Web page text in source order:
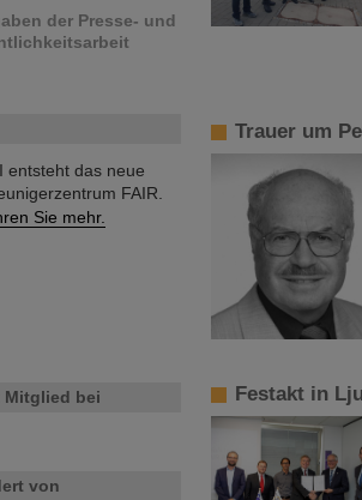
der Presse- und
entsteht das neue
FAIR.
Sie mehr.
Mitglied bei
von
Trauer um
Festakt in